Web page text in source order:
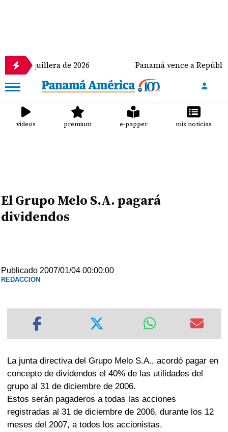
de 2026 Panamá vence a República
videos premium e-papper mis noticias
El Grupo Melo S.A. pagará
dividendos
Publicado 2007/01/04 00:00:00
REDACCION
La junta directiva del Grupo Melo S.A., acordó pagar en
concepto de dividendos el 40% de las utilidades del
grupo al 31 de diciembre de 2006.
Estos serán pagaderos a todas las acciones
registradas al 31 de diciembre de 2006, durante los 12
meses del 2007, a todos los accionistas.